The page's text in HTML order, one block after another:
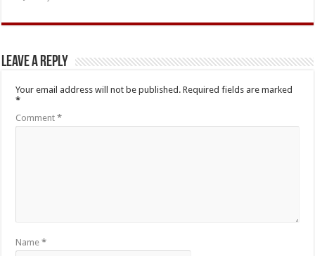
Leave a Reply
Your email address will not be published. Required fields are marked
*
Comment*
Name*